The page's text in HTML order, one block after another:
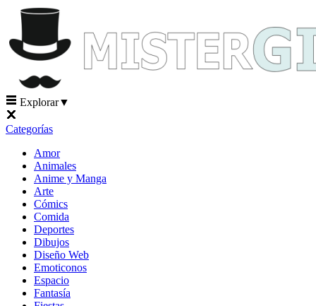
Explorar▼
Categorías
Amor
Animales
Anime y Manga
Arte
Cómics
Comida
Deportes
Dibujos
Diseño Web
Emoticonos
Espacio
Fantasía